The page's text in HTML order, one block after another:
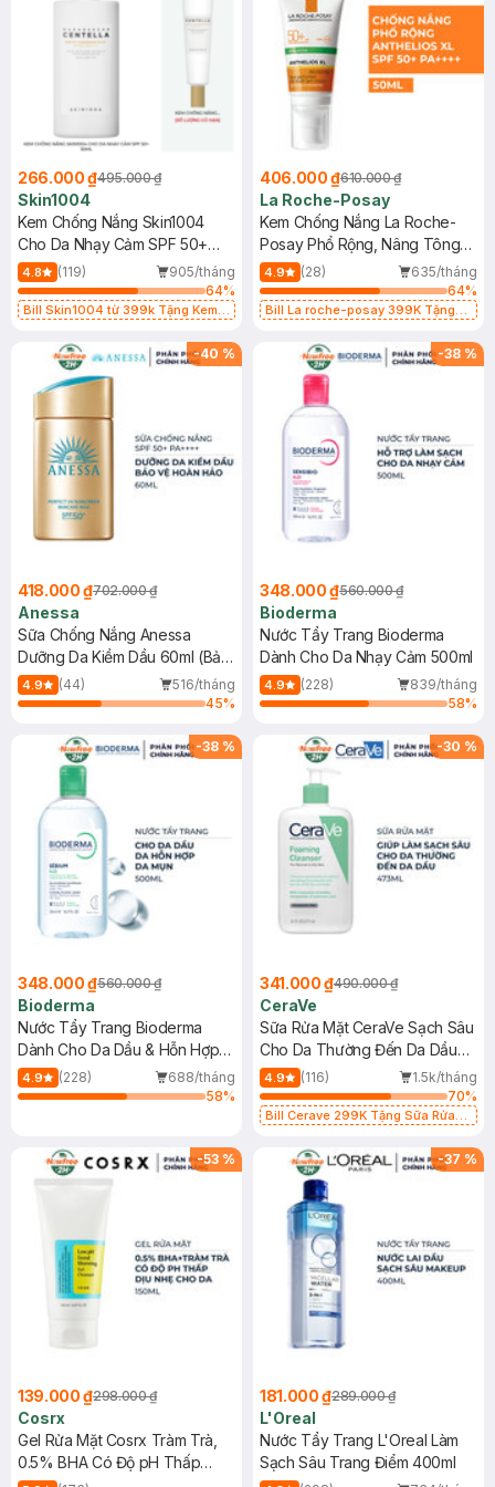
266.000 ₫495.000 ₫
Skin1004
Kem Chống Nắng Skin1004
Cho Da Nhạy Cảm SPF 50+
50ml
4.8 (119)
905/tháng
64%
Bill Skin1004 từ 399k Tặng Kem
SPF 50+ 20ml (SL Có Hạn)
406.000 ₫610.000 ₫
La Roche-Posay
Kem Chống Nắng La Roche-
Posay Phổ Rộng, Nâng Tông
Kiềm Dầu 50ml
4.9 (28)
635/tháng
64%
Bill La roche-posay 399K Tặng
(SL có hạn)
-40 %
418.000 ₫702.000 ₫
Anessa
Sữa Chống Nắng Anessa
Dưỡng Da Kiềm Dầu 60ml (Bản
Mới)
4.9 (44)
516/tháng
45%
-38 %
348.000 ₫560.000 ₫
Bioderma
Nước Tẩy Trang Bioderma
Dành Cho Da Nhạy Cảm 500ml
4.9 (228)
839/tháng
58%
-38 %
348.000 ₫560.000 ₫
Bioderma
Nước Tẩy Trang Bioderma
Dành Cho Da Dầu & Hỗn Hợp
500ml
4.9 (228)
688/tháng
58%
-30 %
341.000 ₫490.000 ₫
CeraVe
Sữa Rửa Mặt CeraVe Sạch Sâu
Cho Da Thường Đến Da Dầu
473ml
4.9 (116)
1.5k/tháng
70%
Bill Cerave 299K Tặng Sữa Rửa
-53 %
139.000 ₫298.000 ₫
Cosrx
Gel Rửa Mặt Cosrx Tràm Trà,
0.5% BHA Có Độ pH Thấp
-37 %
181.000 ₫289.000 ₫
L'Oreal
Nước Tẩy Trang L'Oreal Làm
Sạch Sâu Trang Điểm 400ml